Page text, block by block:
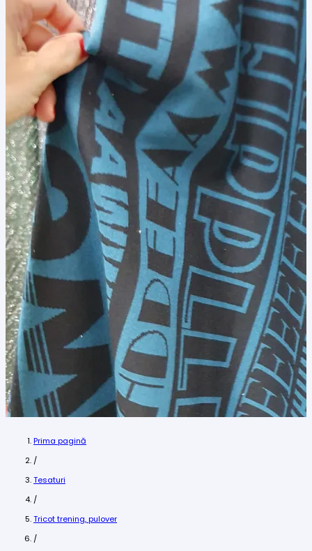
Prima pagină
/
Tesaturi
/
Tricot trening, pulover
/